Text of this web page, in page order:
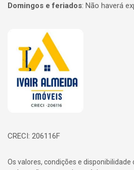
Domingos e feriados: Não haverá
Página inicial
CRECI: 206116F
Os valores, condições e